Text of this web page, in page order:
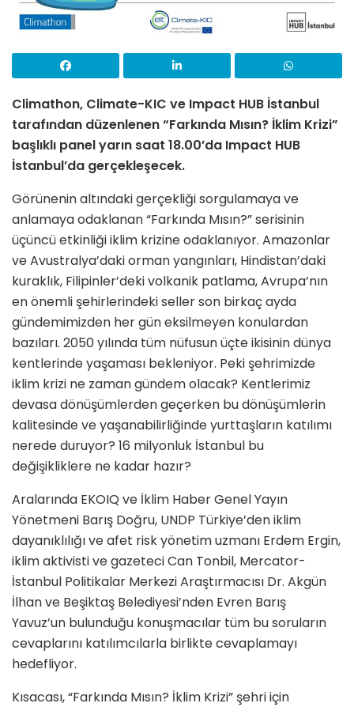
Climathon, Climate-KIC ve Impact HUB İstanbul
tarafından düzenlenen “Farkında Mısın? İklim Krizi”
başlıklı panel yarın saat 18.00’da Impact HUB
İstanbul’da gerçekleşecek.
Görünenin altındaki gerçekliği sorgulamaya ve
anlamaya odaklanan “Farkında Mısın?” serisinin
üçüncü etkinliği iklim krizine odaklanıyor. Amazonlar
ve Avustralya’daki orman yangınları, Hindistan’daki
kuraklık, Filipinler’deki volkanik patlama, Avrupa’nın
en önemli şehirlerindeki seller son birkaç ayda
gündemimizden her gün eksilmeyen konulardan
bazıları. 2050 yılında tüm nüfusun üçte ikisinin dünya
kentlerinde yaşaması bekleniyor. Peki şehrimizde
iklim krizi ne zaman gündem olacak? Kentlerimiz
devasa dönüşümlerden geçerken bu dönüşümlerin
kalitesinde ve yaşanabilirliğinde yurttaşların katılımı
nerede duruyor? 16 milyonluk İstanbul bu
değişikliklere ne kadar hazır?
Aralarında EKOIQ ve İklim Haber Genel Yayın
Yönetmeni Barış Doğru, UNDP Türkiye’den iklim
dayanıklılığı ve afet risk yönetim uzmanı Erdem Ergin,
iklim aktivisti ve gazeteci Can Tonbil, Mercator-
İstanbul Politikalar Merkezi Araştırmacısı Dr. Akgün
İlhan ve Beşiktaş Belediyesi’nden Evren Barış
Yavuz’un bulunduğu konuşmacılar tüm bu soruların
cevaplarını katılımcılarla birlikte cevaplamayı
hedefliyor.
Kısacası, “Farkında Mısın? İklim Krizi” şehri için